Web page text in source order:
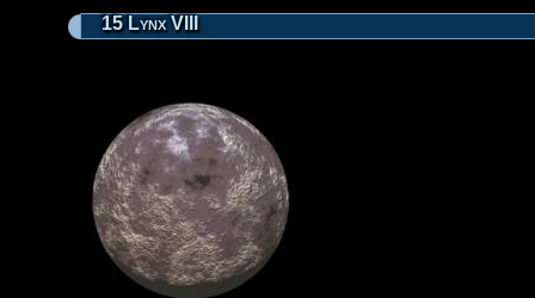
15 Lynx VIII